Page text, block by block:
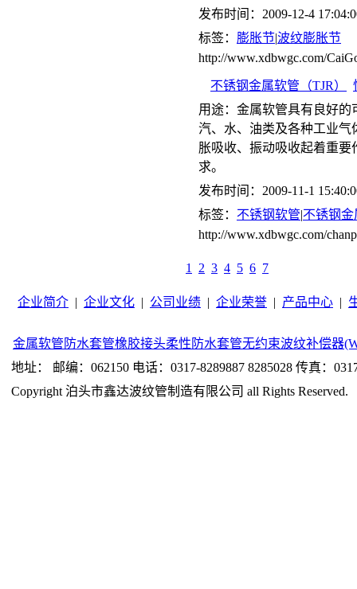
发布时间：2009-12-4
标签： 膨胀节|波纹膨胀节
http://www.xdbwgc.com/
不锈钢金属软管（TJR）
用途：金属软管具有良好
汽、水、油类及各种工业
胀吸收、振动吸收起着重
求。
发布时间：2009-11-1
标签： 不锈钢软管|不锈钢
http://www.xdbwgc.com/
1 2 3 4 5 6 7
企业简介 | 企业文化 | 公司业绩 | 企业荣誉 | 产品中心 |
金属软管 防水套管橡胶接头柔性防水套管无约束波纹补偿器
地址： 邮编：062150 电话：0317-8289887 8285028 传真：
Copyright 泊头市鑫达波纹管制造有限公司 all Rights Reserved.